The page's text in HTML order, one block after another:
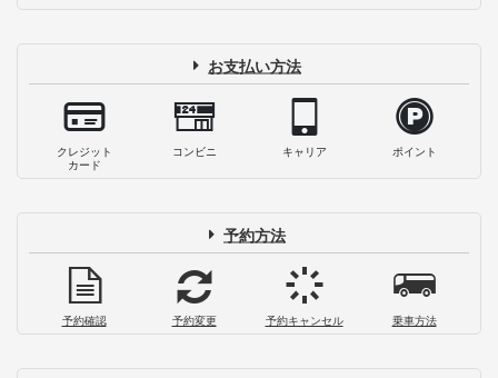
お支払い方法
クレジット
カード
コンビニ キャリア ポイント
予約方法
予約確認 予約変更 予約キャンセル 乗車方法